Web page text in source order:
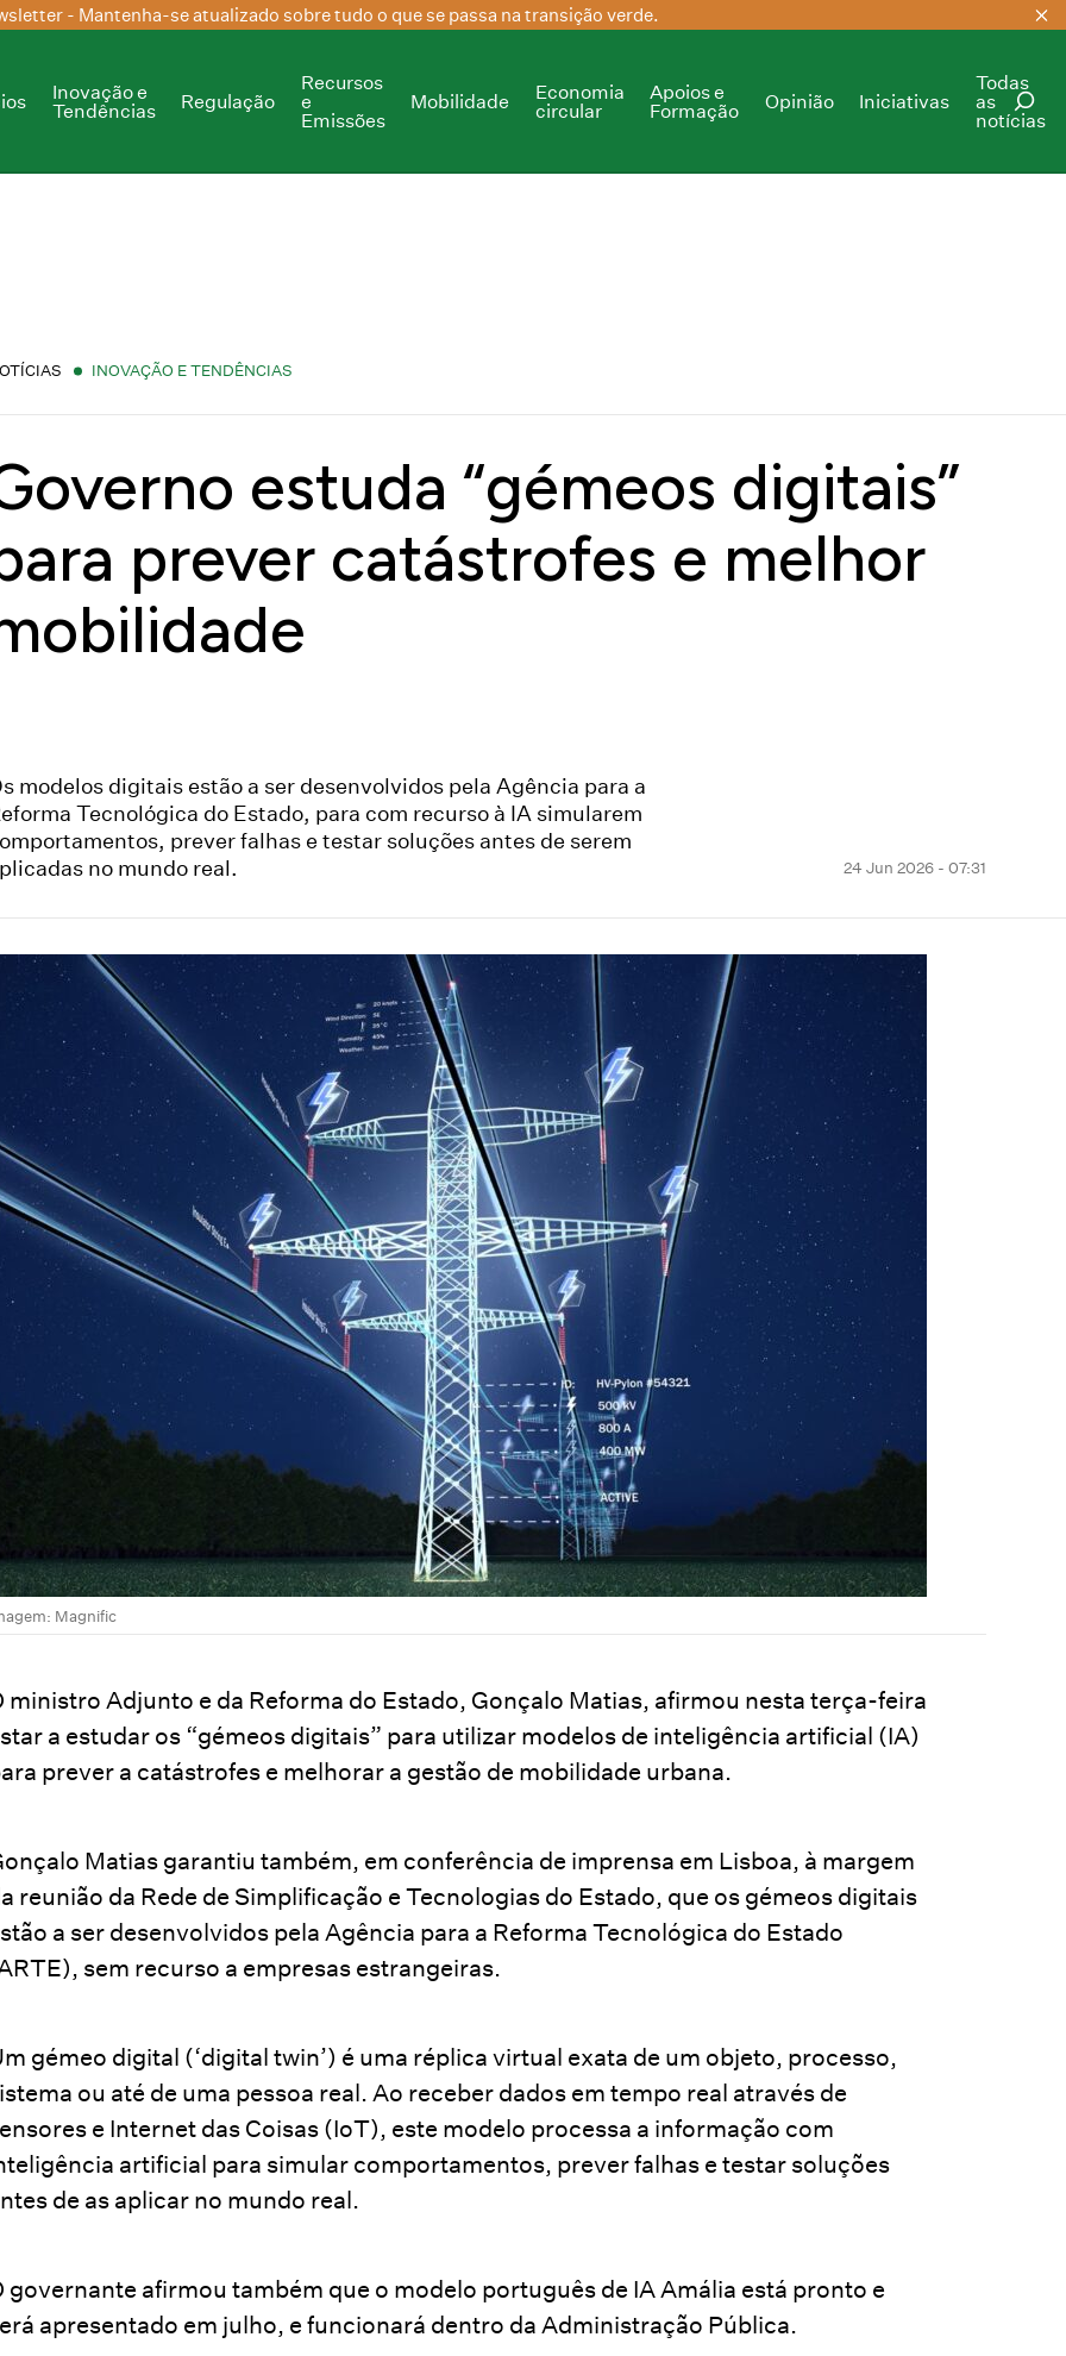
- Mantenha-se atualizado sobre tudo o que se passa na transição verde.
Inovação e
Tendências
Regulação
Recursos
e
Emissões
Mobilidade
Economia
circular
Apoios e
Formação
Opinião Iniciativas
Todas
as
notícias
INOVAÇÃO E TENDÊNCIAS
estuda “gémeos digitais”
prever catástrofes e melhor
modelos digitais estão a ser desenvolvidos pela Agência para a
Tecnológica do Estado, para com recurso à IA simularem
prever falhas e testar soluções antes de serem
no mundo real.
24 Jun 2026 - 07:31
Magnific
ministro Adjunto e da Reforma do Estado, Gonçalo Matias, afirmou nesta terça-feira
a estudar os “gémeos digitais” para utilizar modelos de inteligência artificial (IA)
prever a catástrofes e melhorar a gestão de mobilidade urbana.
Matias garantiu também, em conferência de imprensa em Lisboa, à margem
reunião da Rede de Simplificação e Tecnologias do Estado, que os gémeos digitais
a ser desenvolvidos pela Agência para a Reforma Tecnológica do Estado
sem recurso a empresas estrangeiras.
gémeo digital (‘digital twin’) é uma réplica virtual exata de um objeto, processo,
ou até de uma pessoa real. Ao receber dados em tempo real através de
e Internet das Coisas (IoT), este modelo processa a informação com
artificial para simular comportamentos, prever falhas e testar soluções
de as aplicar no mundo real.
governante afirmou também que o modelo português de IA Amália está pronto e
apresentado em julho, e funcionará dentro da Administração Pública.